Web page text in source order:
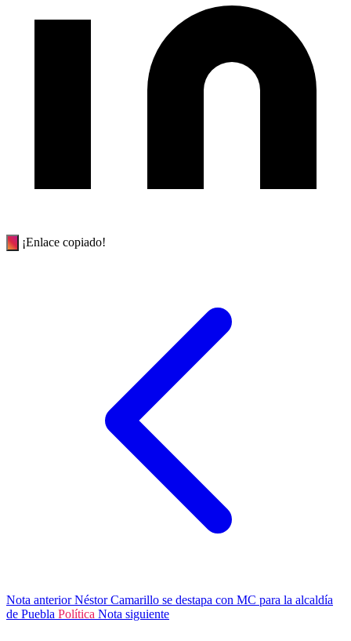
¡Enlace copiado!
Nota anteriorNéstor Camarillo se destapa con MC para la alcaldía
de Puebla Política Nota siguiente